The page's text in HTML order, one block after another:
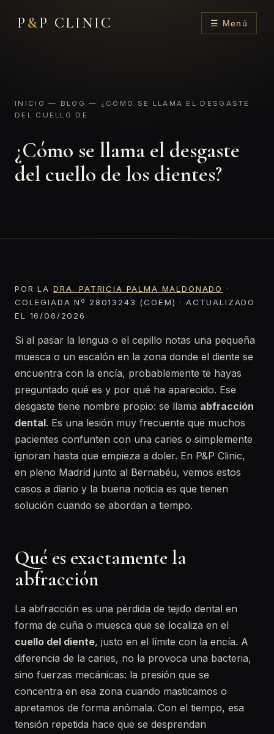
P &P CLINIC ☰ Menú
INICIO — BLOG — ¿CÓMO SE LLAMA EL DESGASTE
DEL CUELLO DE
¿Cómo se llama el desgaste
del cuello de los dientes?
POR LA DRA. PATRICIA PALMA MALDONADO
·
COLEGIADA Nº 28013243 (COEM) · ACTUALIZADO
EL 16/06/2026
Si al pasar la lengua o el cepillo notas una pequeña
muesca o un escalón en la zona donde el diente se
encuentra con la encía, probablemente te hayas
preguntado qué es y por qué ha aparecido. Ese
desgaste tiene nombre propio: se llama abfracción
dental. Es una lesión muy frecuente que muchos
pacientes confunten con una caries o simplemente
ignoran hasta que empieza a doler. En P&P Clinic,
en pleno Madrid junto al Bernabéu, vemos estos
casos a diario y la buena noticia es que tienen
solución cuando se abordan a tiempo.
Qué es exactamente la
abfracción
La abfracción es una pérdida de tejido dental en
forma de cuña o muesca que se localiza en el
cuello del diente, justo en el límite con la encía. A
diferencia de la caries, no la provoca una bacteria,
sino fuerzas mecánicas: la presión que se
concentra en esa zona cuando masticamos o
apretamos de forma anómala. Con el tiempo, esa
tensión repetida hace que se desprendan